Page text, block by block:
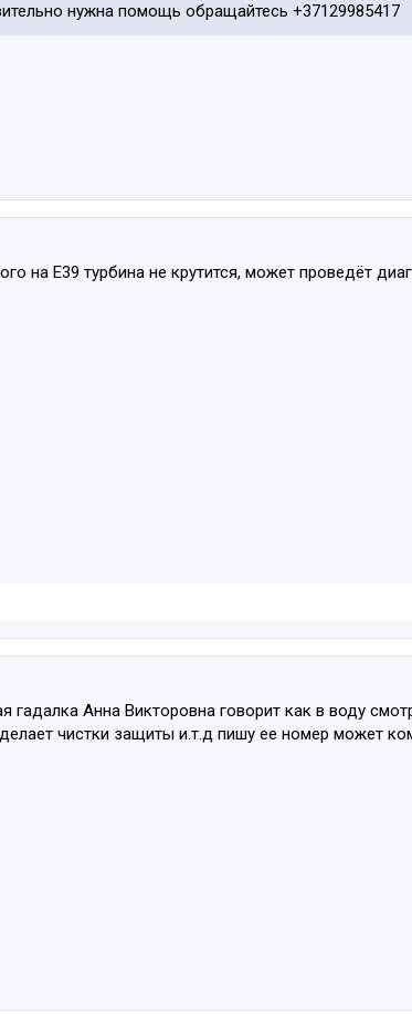
нужна помощь обращайтесь +37129985417
на Е39 турбина не крутится, может проведёт
гадалка Анна Викторовна говорит как в воду
чистки защиты и.т.д пишу ее номер может